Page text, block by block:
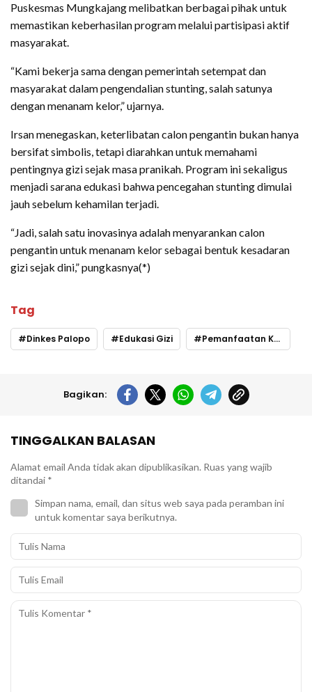
Puskesmas Mungkajang melibatkan berbagai pihak untuk
memastikan keberhasilan program melalui partisipasi aktif
masyarakat.
“Kami bekerja sama dengan pemerintah setempat dan
masyarakat dalam pengendalian stunting, salah satunya
dengan menanam kelor,” ujarnya.
Irsan menegaskan, keterlibatan calon pengantin bukan hanya
bersifat simbolis, tetapi diarahkan untuk memahami
pentingnya gizi sejak masa pranikah. Program ini sekaligus
menjadi sarana edukasi bahwa pencegahan stunting dimulai
jauh sebelum kehamilan terjadi.
“Jadi, salah satu inovasinya adalah menyarankan calon
pengantin untuk menanam kelor sebagai bentuk kesadaran
gizi sejak dini,” pungkasnya(*)
Tag
Dinkes Palopo Edukasi Gizi Pemanfaatan Kelor
Bagikan:
TINGGALKAN BALASAN
Alamat email Anda tidak akan dipublikasikan. Ruas yang wajib
ditandai *
Simpan nama, email, dan situs web saya pada peramban ini
untuk komentar saya berikutnya.